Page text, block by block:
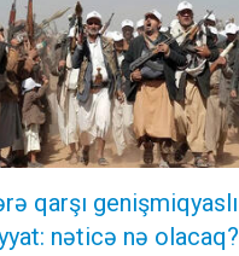
qarşı genişmiqyaslı
nəticə nə olacaq?